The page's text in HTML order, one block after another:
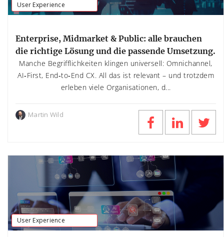
User Experience
Enterprise, Midmarket & Public: alle brauchen
die richtige Lösung und die passende Umsetzung.
Manche Begrifflichkeiten klingen universell: Omnichannel,
AI‑First, End‑to‑End CX. All das ist relevant – und trotzdem
erleben viele Organisationen, d...
Martin Wild
User Experience